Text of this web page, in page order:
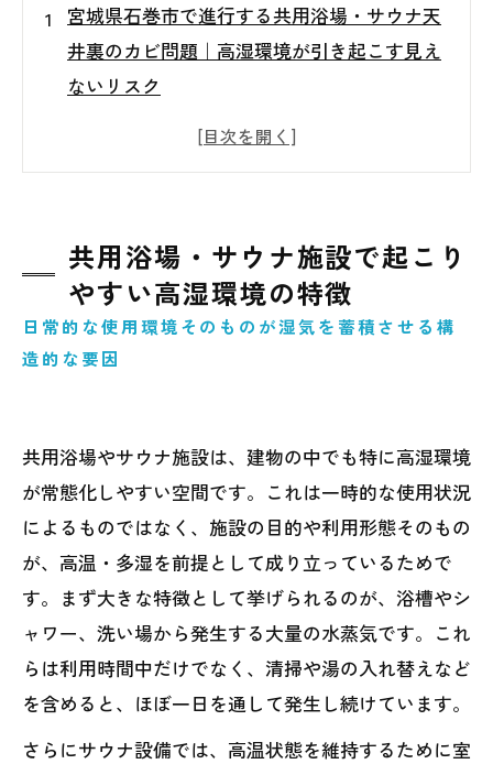
宮城県石巻市で進行する共用浴場・サウナ天
井裏のカビ問題｜高湿環境が引き起こす見え
ないリスク
共用浴場・サウナ施設で起こりやすい高湿環
見えない場所で進行する天井裏カビの実態
天井裏カビが施設全体に与える影響とは
表面清掃や一時対応では解決しない理由
石巻市の地域特性を踏まえた環境管理の考え
考えるべきこと
共用浴場・サウナ施設で起こり
やすい高湿環境の特徴
日常的な使用環境そのものが湿気を蓄積させる構
造的な要因
共用浴場やサウナ施設は、建物の中でも特に高湿環境
が常態化しやすい空間です。これは一時的な使用状況
によるものではなく、施設の目的や利用形態そのもの
が、高温・多湿を前提として成り立っているためで
す。まず大きな特徴として挙げられるのが、浴槽やシ
ャワー、洗い場から発生する大量の水蒸気です。これ
らは利用時間中だけでなく、清掃や湯の入れ替えなど
を含めると、ほぼ一日を通して発生し続けています。
さらにサウナ設備では、高温状態を維持するために室